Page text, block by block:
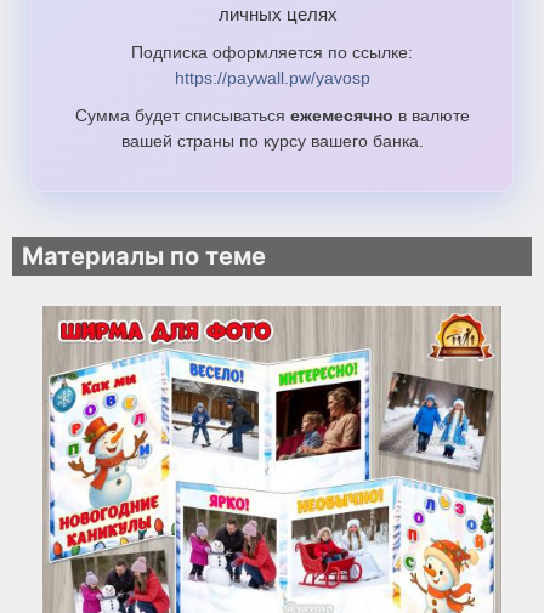
личных целях
Подписка оформляется по ссылке:
https://paywall.pw/yavosp
Сумма будет списываться ежемесячно в валюте
вашей страны по курсу вашего банка.
Материалы по теме